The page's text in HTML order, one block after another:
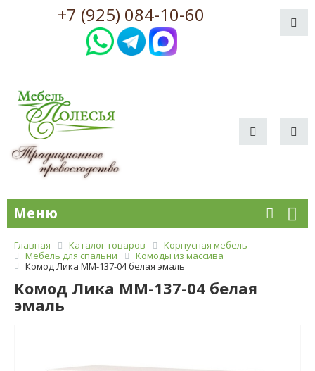
+7 (925) 084-10-60
Меню
Главная Каталог товаров
Корпусная мебель
Мебель для спальни
Комоды из массива
Комод Лика ММ-137-04 белая эмаль
Комод Лика ММ-137-04 белая
эмаль